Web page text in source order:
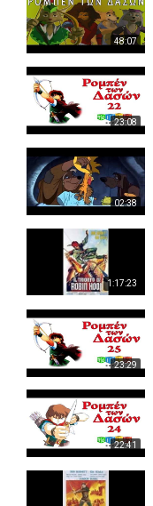
48:07
23:08
02:38
1:17:23
23:29
22:41